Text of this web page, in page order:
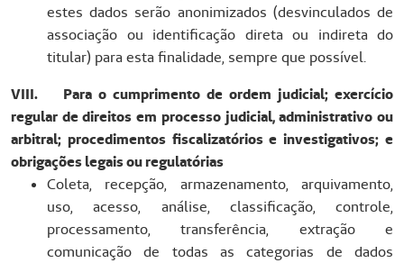
estes dados serão anonimizados (desvinculados de
associação ou identificação direta ou indireta do
titular) para esta finalidade, sempre que possível.
VIII. Para o cumprimento de ordem judicial; exercício
regular de direitos em processo judicial, administrativo ou
arbitral; procedimentos fiscalizatórios e investigativos; e
obrigações legais ou regulatórias
Coleta, recepção, armazenamento, arquivamento,
uso, acesso, análise, classificação, controle,
processamento, transferência, extração e
comunicação de todas as categorias de dados